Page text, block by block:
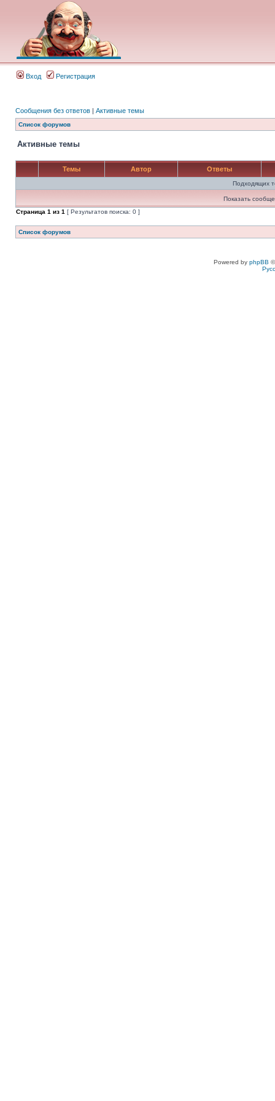
Вход Регистрация
Сообщения без ответов | Активные темы
Список форумов
Активные темы
Темы Автор Ответы
Подходящих
Показать
Страница 1 из 1 [ Результатов поиска: 0 ]
Список форумов
Powered by phpBB